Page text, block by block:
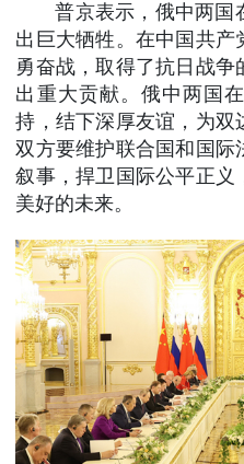
普京表示，俄中两国
出巨大牺牲。在中国共
勇奋战，取得了抗日战
出重大贡献。俄中两国
持，结下深厚友谊，为双
双方要维护联合国和国际
叙事，捍卫国际公平正义
美好的未来。